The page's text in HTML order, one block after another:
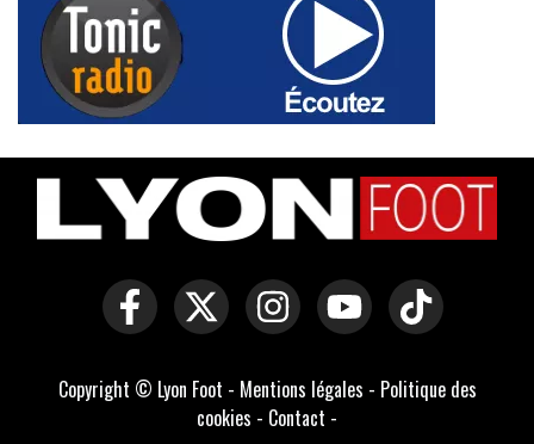
Copyright © Lyon Foot - Mentions légales - Politique des
cookies - Contact -